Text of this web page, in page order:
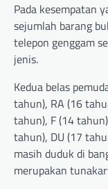
Pada kesempatan
sejumlah barang
telepon genggam
jenis.
Kedua belas
tahun), RA (16
tahun), F (14
tahun), DU (17
masih duduk di
merupakan